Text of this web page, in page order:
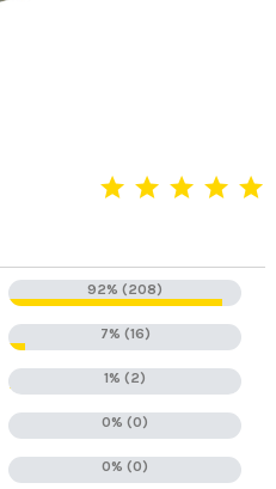
92% (208)
7% (16)
1% (2)
0% (0)
0% (0)